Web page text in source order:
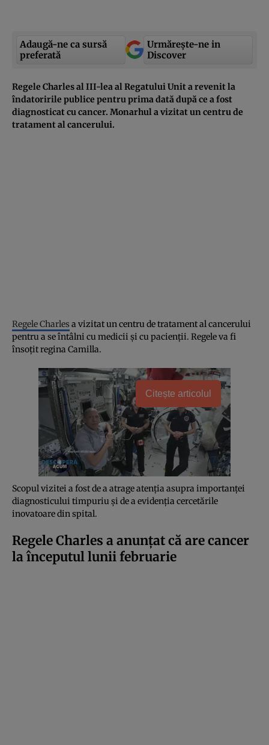
Adaugă-ne ca sursă
preferată
Urmărește-ne in
Discover
Regele Charles al III-lea al Regatului Unit a revenit la
îndatoririle publice pentru prima dată după ce a fost
diagnosticat cu cancer. Monarhul a vizitat un centru de
tratament al cancerului.
Regele Charles a vizitat un centru de tratament al cancerului
pentru a se întâlni cu medicii și cu pacienții. Regele va fi
însoțit regina Camilla.
Citește articolul
Scopul vizitei a fost de a atrage atenția asupra importanței
diagnosticului timpuriu și de a evidenția cercetările
inovatoare din spital.
Regele Charles a anunțat că are cancer
la începutul lunii februarie